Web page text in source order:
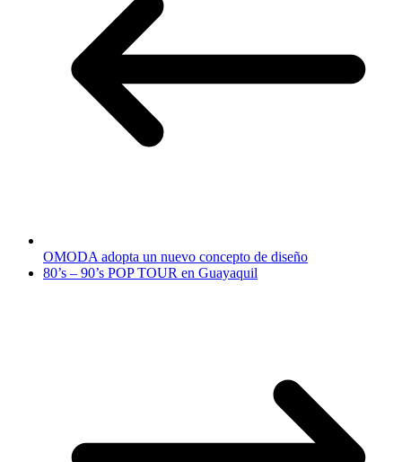
OMODA adopta un nuevo concepto de diseño
80’s – 90’s POP TOUR en Guayaquil